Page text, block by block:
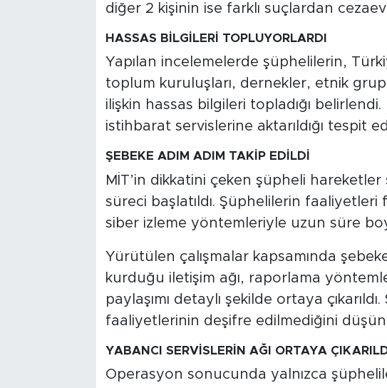
diğer 2 kişinin ise farklı suçlardan
HASSAS BİLGİLERİ TOPLUYORLARDI
Yapılan incelemelerde şüphelilerin,
toplum kuruluşları, dernekler, etnik
ilişkin hassas bilgileri topladığı
istihbarat servislerine aktarıldığı tespit
ŞEBEKE ADIM ADIM TAKİP EDİLDİ
MİT’in dikkatini çeken şüpheli hareketler
süreci başlatıldı. Şüphelilerin faaliyetleri
siber izleme yöntemleriyle uzun süre
Yürütülen çalışmalar kapsamında
kurduğu iletişim ağı, raporlama
paylaşımı detaylı şekilde ortaya
faaliyetlerinin deşifre edilmediğini
YABANCI SERVİSLERİN AĞI ORTAYA
Operasyon sonucunda yalnızca